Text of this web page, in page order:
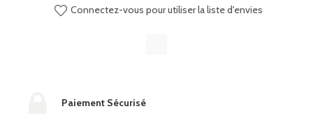
Connectez-vous pour utiliser la liste d'envies
Paiement Sécurisé